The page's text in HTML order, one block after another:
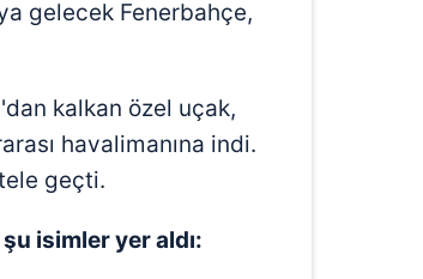
gelecek Fenerbahçe,
kalkan özel uçak,
havalimanına indi.
geçti.
isimler yer aldı: